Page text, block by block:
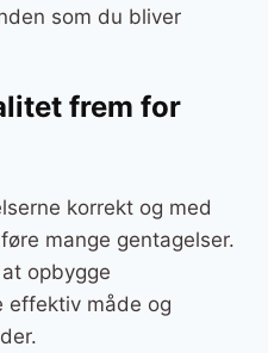
som du bliver
frem for
korrekt og med
mange gentagelser.
opbygge
effektiv måde og